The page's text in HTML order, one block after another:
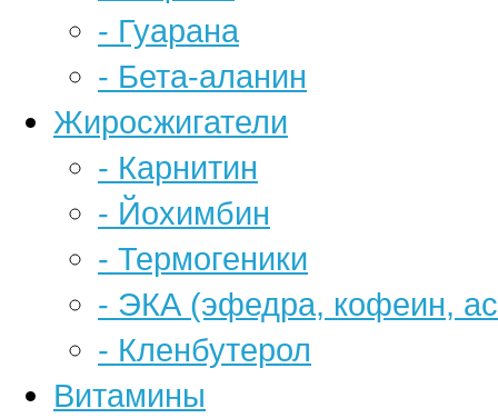
- Гуарана
- Бета-аланин
Жиросжигатели
- Карнитин
- Йохимбин
- Термогеники
- ЭКА (эфедра, кофеин,
- Кленбутерол
Витамины